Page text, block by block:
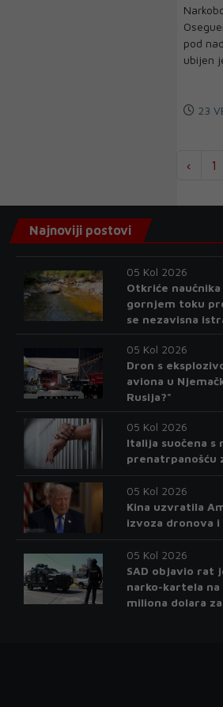
pod
ubijen
23
‹ 1
Najnoviji postovi
05 Kol 2026
Otkriće
gornjem toku
se nezavisna
05 Kol 2026
Dron s
aviona u
Rusija?"
05 Kol 2026
Italija suočena s
prenatrpanošću
05 Kol 2026
Kina uzvratila
izvoza dronova
05 Kol 2026
SAD objavio rat
narko-kartela
miliona dolara